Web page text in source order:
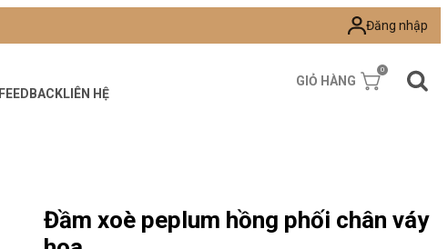
Đăng nhập
0
GIỎ HÀNG
FEEDBACKLIÊN HỆ
Đầm xoè peplum hồng phối chân váy